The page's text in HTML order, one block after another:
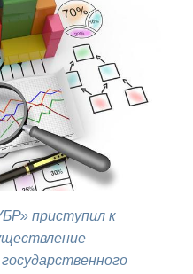
приступил к